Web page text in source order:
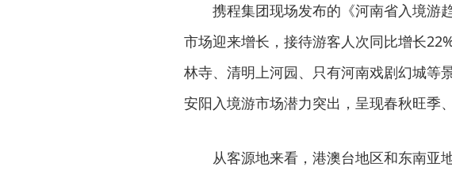
携程集团现场发布的《河南省入境游
市场迎来增长，接待游客人次同比增长
林寺、清明上河园、只有河南戏剧幻城等
安阳入境游市场潜力突出，呈现春秋旺季
从客源地来看，港澳台地区和东南亚